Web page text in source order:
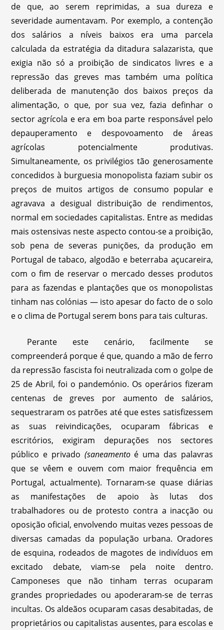
de que, ao serem reprimidas, a sua dureza e
severidade aumentavam. Por exemplo, a contenção
dos salários a níveis baixos era uma parcela
calculada da estratégia da ditadura salazarista, que
exigia não só a proibição de sindicatos livres e a
repressão das greves mas também uma política
deliberada de manutenção dos baixos preços da
alimentação, o que, por sua vez, fazia definhar o
sector agrícola e era em boa parte responsável pelo
depauperamento e despovoamento de áreas
agrícolas potencialmente produtivas.
Simultaneamente, os privilégios tão generosamente
concedidos à burguesia monopolista faziam subir os
preços de muitos artigos de consumo popular e
agravava a desigual distribuição de rendimentos,
normal em sociedades capitalistas. Entre as medidas
mais ostensivas neste aspecto contou-se a proibição,
sob pena de severas punições, da produção em
Portugal de tabaco, algodão e beterraba açucareira,
com o fim de reservar o mercado desses produtos
para as fazendas e plantações que os monopolistas
tinham nas colónias — isto apesar do facto de o solo
e o clima de Portugal serem bons para tais culturas.
Perante este cenário, facilmente se
compreenderá porque é que, quando a mão de ferro
da repressão fascista foi neutralizada com o golpe de
25 de Abril, foi o pandemónio. Os operários fizeram
centenas de greves por aumento de salários,
sequestraram os patrões até que estes satisfizessem
as suas reivindicações, ocuparam fábricas e
escritórios, exigiram depurações nos sectores
público e privado (saneamentoé uma das palavras
que se vêem e ouvem com maior frequência em
Portugal, actualmente). Tornaram-se quase diárias
as manifestações de apoio às lutas dos
trabalhadores ou de protesto contra a inacção ou
oposição oficial, envolvendo muitas vezes pessoas de
diversas camadas da população urbana. Oradores
de esquina, rodeados de magotes de indivíduos em
excitado debate, viam-se pela noite dentro.
Camponeses que não tinham terras ocuparam
grandes propriedades ou apoderaram-se de terras
incultas. Os aldeãos ocuparam casas desabitadas, de
proprietários ou capitalistas ausentes, para escolas e